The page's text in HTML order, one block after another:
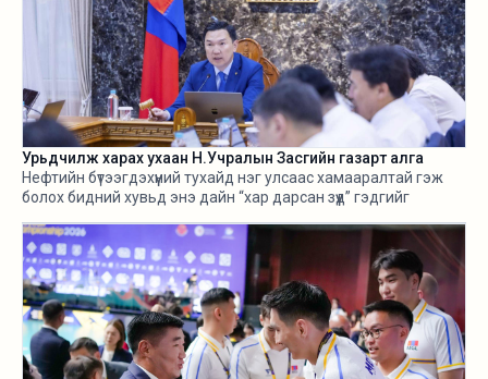
Урьдчилж харах ухаан Н.Учралын Засгийн газарт алга
Нефтийн бүтээгдэхүүний тухайд нэг улсаас хамааралтай гэж
болох бидний хувьд энэ дайн “хар дарсан зүүд” гэдгийг
бүхнийг бодитой тооцож, болзошгүй эрсдэл, хүндрэлийг
урьдчилж харж, хариу арга хэмжээ авах ухаан Н.Учралын
Засгийн газарт ч алга.